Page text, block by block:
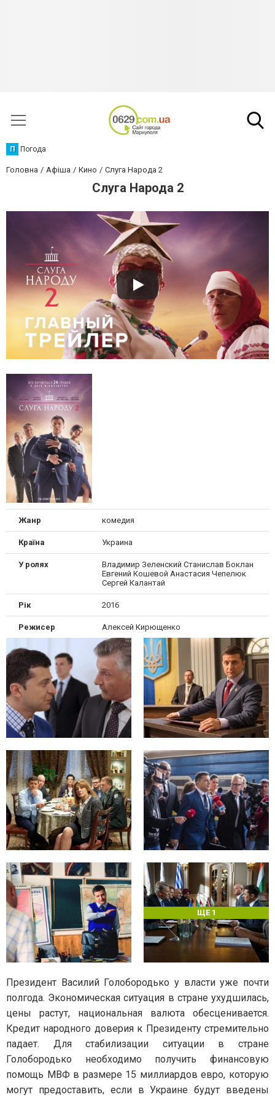
П Погода
Головна Афіша Кино Слуга Народа 2
Слуга Народа 2
Жанр комедия
Країна Украина
У ролях
Владимир Зеленский Станислав Боклан
Евгений Кошевой Анастасия Чепелюк
Сергей Калантай
Рік 2016
Режисер Алексей Кирющенко
ЩЕ 1
Президент Василий Голобородько у власти уже почти
полгода. Экономическая ситуация в стране ухудшилась,
цены растут, национальная валюта обесценивается.
Кредит народного доверия к Президенту стремительно
падает. Для стабилизации ситуации в стране
Голобородько необходимо получить финансовую
помощь МВФ в размере 15 миллиардов евро, которую
могут предоставить, если в Украине будут введены